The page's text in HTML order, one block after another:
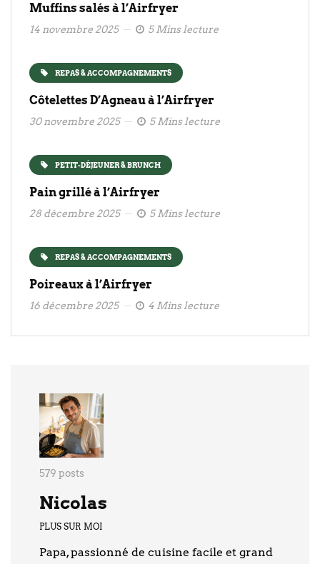
Muffins salés à l’Airfryer
14 novembre 2025 5 Mins lecture
REPAS & ACCOMPAGNEMENTS
Côtelettes D’Agneau à l’Airfryer
30 novembre 2025 5 Mins lecture
PETIT-DÉJEUNER & BRUNCH
Pain grillé à l’Airfryer
28 décembre 2025 5 Mins lecture
REPAS & ACCOMPAGNEMENTS
Poireaux à l’Airfryer
16 décembre 2025 4 Mins lecture
579 posts
Nicolas
PLUS SUR MOI
Papa, passionné de cuisine facile et grand